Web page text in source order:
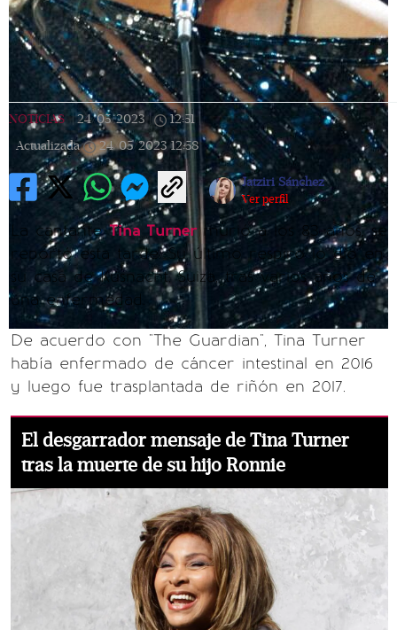
NOTICIAS 24/05/2023 | 12:51
Actualizada
24/05/2023 12:58
Jatziri Sánchez
Ver perfil
La cantanteTina Turner murió a los 83 años, se
reportó esta tarde. Su último respiro lo dio en
su casa de Küsnacht, Suiza, tras varios años de
una enfermedad.
De acuerdo con "The Guardian", Tina Turner
había enfermado de cáncer intestinal en 2016
y luego fue trasplantada de riñón en 2017.
El desgarrador mensaje de Tina Turner
tras la muerte de su hijo Ronnie